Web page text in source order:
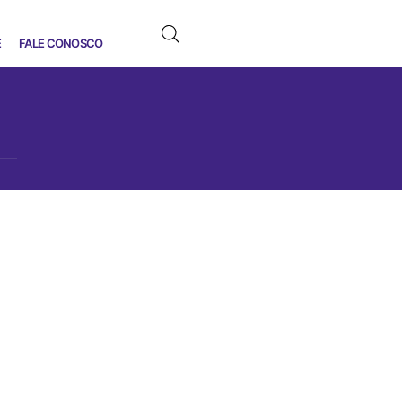
FALE CONOSCO